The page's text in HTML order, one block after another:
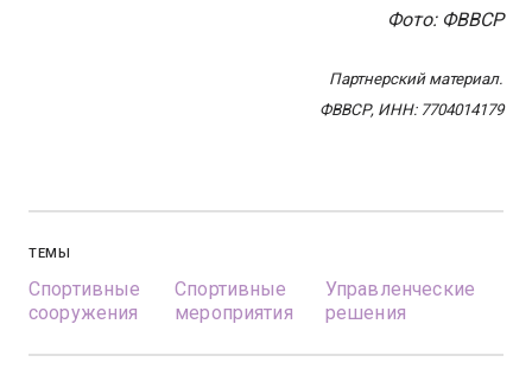
Фото: ФВВСР
Партнерский материал.
ФВВСР, ИНН: 7704014179
ТЕМЫ
Спортивные
сооружения
Спортивные
мероприятия
Управленческие
решения